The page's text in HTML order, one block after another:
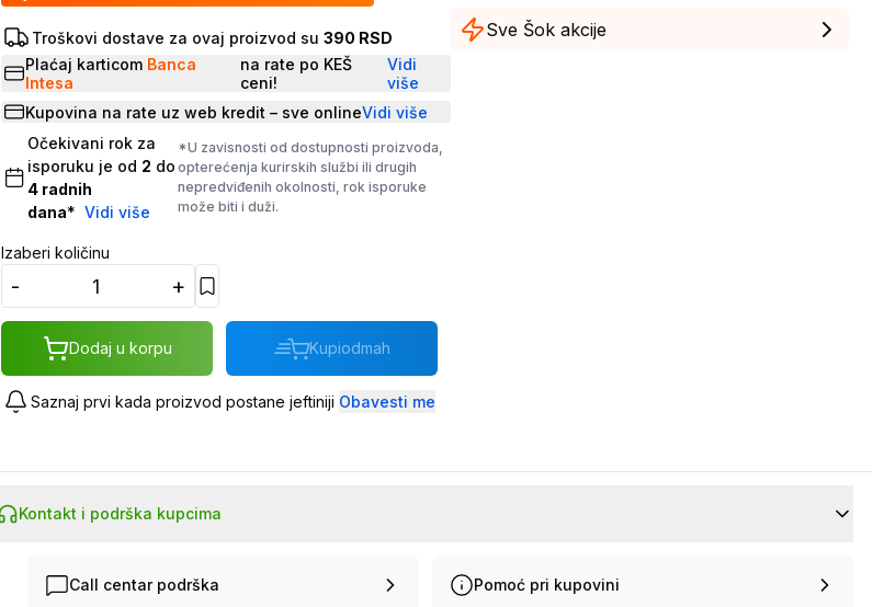
Troškovi dostave za ovaj proizvod su 390 RSD
Plaćaj karticom Banca
Intesa
na rate po KEŠ
ceni!
Vidi
više
Kupovina na rate uz web kredit – sve onlineVidi više
Očekivani rok za
isporuku je od 2 do
4 radnih
dana* Vidi više
*U zavisnosti od dostupnosti proizvoda,
opterećenja kurirskih službi ili drugih
nepredviđenih okolnosti, rok isporuke
može biti i duži.
Izaberi količinu
- +
Dodaj u korpu Kupiodmah
Saznaj prvi kada proizvod postane jeftiniji Obavesti me
Sve Šok akcije
Kontakt i podrška kupcima
Call centar podrška Pomoć pri kupovini